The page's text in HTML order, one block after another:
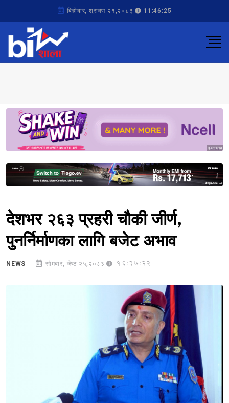
बिहीबार, श्रावण २१,२०८३ 11:46:25
Sponsored
Sponsored
देशभर २६३ प्रहरी चौकी जीर्ण,
पुनर्निर्माणका लागि बजेट अभाव
NEWS सोमबार, जेष्ठ २५,२०८३ 16:37:22